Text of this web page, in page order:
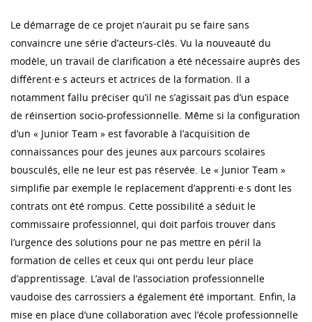
Le démarrage de ce projet n’aurait pu se faire sans
convaincre une série d’acteurs-clés. Vu la nouveauté du
modèle, un travail de clarification a été nécessaire auprès des
différent·e·s acteurs et actrices de la formation. Il a
notamment fallu préciser qu’il ne s’agissait pas d’un espace
de réinsertion socio-professionnelle. Même si la configuration
d’un « Junior Team » est favorable à l’acquisition de
connaissances pour des jeunes aux parcours scolaires
bousculés, elle ne leur est pas réservée. Le « Junior Team »
simplifie par exemple le replacement d’apprenti·e·s dont les
contrats ont été rompus. Cette possibilité a séduit le
commissaire professionnel, qui doit parfois trouver dans
l’urgence des solutions pour ne pas mettre en péril la
formation de celles et ceux qui ont perdu leur place
d’apprentissage. L’aval de l’association professionnelle
vaudoise des carrossiers a également été important. Enfin, la
mise en place d’une collaboration avec l’école professionnelle